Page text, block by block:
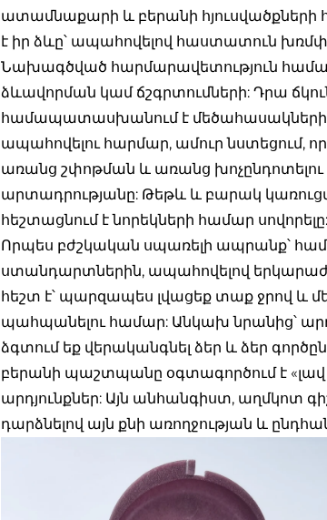
ատամնաքարի և բերանի
է իր ձևը՝ ապահովելով հաստատուն
Նախագծված հարմարավետություն
ձևավորման կամ ճշգրտումների: Դրա
համապատասխանում է մեծահասակների
ապահովելու հարմար, ամուր նստեցում,
առանց շփոթման և առանց
արտադրությանը: Թեթև և բարակ
հեշտացնում է նորեկների համար սովորելը:
Որպես բժշկական սպառելի ապրանք՝
ստանդարտներին, ապահովելով
հեշտ է՝ պարզապես լվացեք տաք ջրով և
պահպանելու համար: Անկախ նրանից՝
ձգտում եք վերականգնել ձեր և ձեր
բերանի պաշտպանը օգտագործում է
արդյունքներ: Այն անհանգիստ, աղմկոտ
դարձնելով այն քնի առողջության և